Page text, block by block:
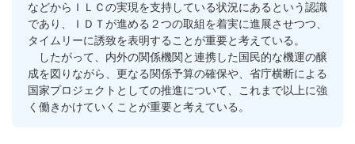
などからＩＬＣの実現を支持している状況にあるという認識
であり、ＩＤＴが進める２つの取組を着実に進展させつつ、
タイムリーに誘致を表明することが重要と考えている。
したがって、内外の関係機関と連携した国民的な機運の醸
成を図りながら、更なる関係予算の確保や、省庁横断による
国家プロジェクトとしての推進について、これまで以上に強
く働きかけていくことが重要と考えている。